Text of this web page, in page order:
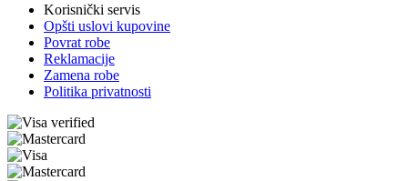
Korisnički servis
Opšti uslovi kupovine
Povrat robe
Reklamacije
Zamena robe
Politika privatnosti